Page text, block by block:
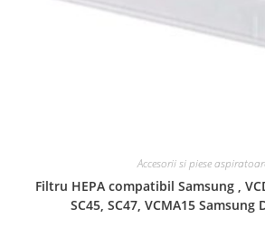
Accesorii si piese
Filtru HEPA compatibil Samsung ,
SC45, SC47, VCMA15 Samsung